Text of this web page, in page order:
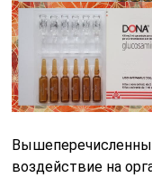
воздействие на